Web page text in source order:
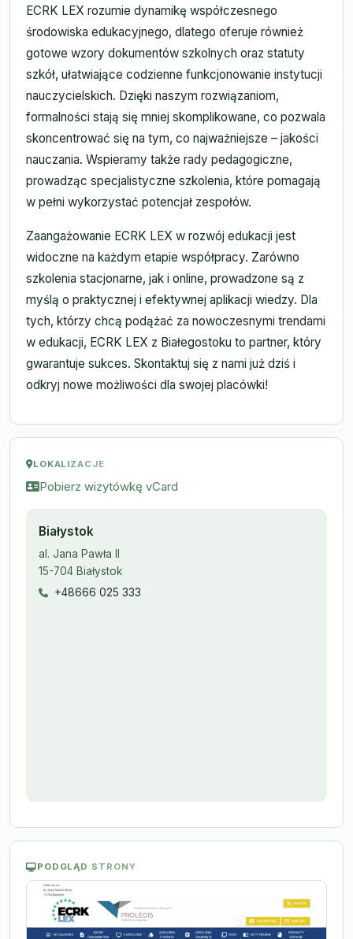
ECRK LEX rozumie dynamikę współczesnego
środowiska edukacyjnego, dlatego oferuje również
gotowe wzory dokumentów szkolnych oraz statuty
szkół, ułatwiające codzienne funkcjonowanie instytucji
nauczycielskich. Dzięki naszym rozwiązaniom,
formalności stają się mniej skomplikowane, co pozwala
skoncentrować się na tym, co najważniejsze – jakości
nauczania. Wspieramy także rady pedagogiczne,
prowadząc specjalistyczne szkolenia, które pomagają
w pełni wykorzystać potencjał zespołów.
Zaangażowanie ECRK LEX w rozwój edukacji jest
widoczne na każdym etapie współpracy. Zarówno
szkolenia stacjonarne, jak i online, prowadzone są z
myślą o praktycznej i efektywnej aplikacji wiedzy. Dla
tych, którzy chcą podążać za nowoczesnymi trendami
w edukacji, ECRK LEX z Białegostoku to partner, który
gwarantuje sukces. Skontaktuj się z nami już dziś i
odkryj nowe możliwości dla swojej placówki!
LOKALIZACJE
Pobierz wizytówkę vCard
Białystok
al. Jana Pawła II
15-704 Białystok
+48666 025 333
PODGLĄD STRONY